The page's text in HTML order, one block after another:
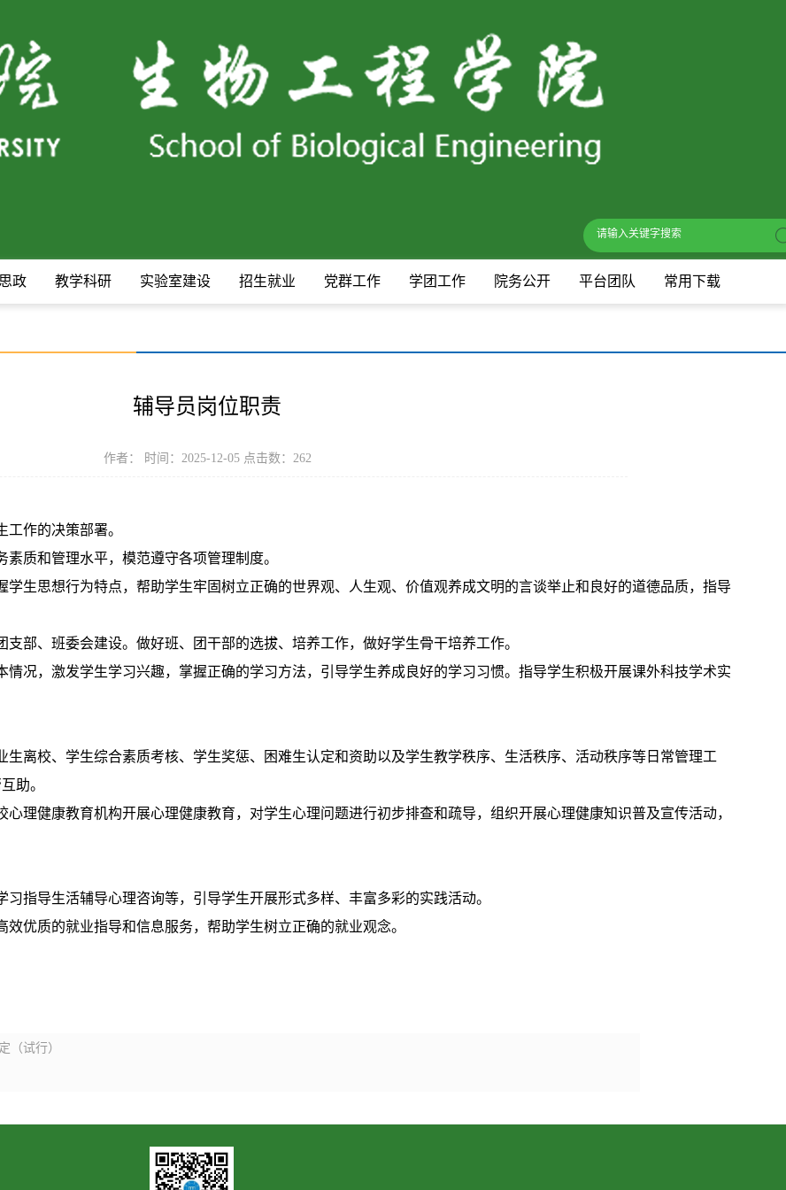
政 教学科研 实验室建设 招生就业 党群工作 学团工作 院务公开 平台团队 常用下载
辅导员岗位职责
作者： 时间：2025-12-05 点击数： 262
作的决策部署。
质和管理水平，模范遵守各项管理制度。
生思想行为特点，帮助学生牢固树立正确的世界观、人生观、价值观养成文明的言谈举止和良好的道德品质，指导
部、班委会建设。做好班、团干部的选拔、培养工作，做好学生骨干培养工作。
情况，激发学生学习兴趣，掌握正确的学习方法，引导学生养成良好的学习习惯。指导学生积极开展课外科技学术实
离校、学生综合素质考核、学生奖惩、困难生认定和资助以及学生教学秩序、生活秩序、活动秩序等日常管理工
助。
理健康教育机构开展心理健康教育，对学生心理问题进行初步排查和疏导，组织开展心理健康知识普及宣传活动，
指导生活辅导心理咨询等，引导学生开展形式多样、丰富多彩的实践活动。
优质的就业指导和信息服务，帮助学生树立正确的就业观念。
（试行）